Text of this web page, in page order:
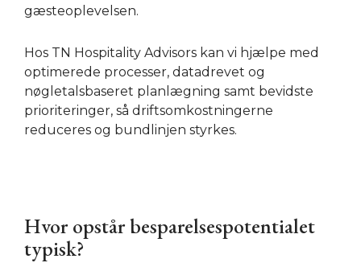
gæsteoplevelsen.
Hos TN Hospitality Advisors kan vi hjælpe med
optimerede processer, datadrevet og
nøgletalsbaseret planlægning samt bevidste
prioriteringer, så driftsomkostningerne
reduceres og bundlinjen styrkes.
Hvor opstår besparelsespotentialet
typisk?